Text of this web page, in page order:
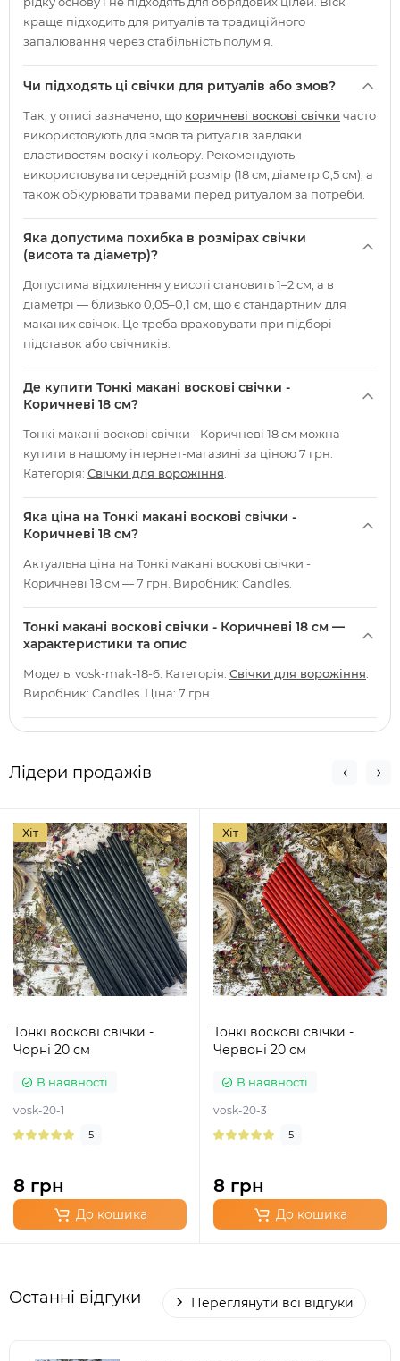
краще підходить для ритуалів та традиційного
запалювання через стабільність полум'я.
Чи підходять ці свічки для ритуалів або змов?
Так, у описі зазначено, що коричневі воскові свічки часто
використовують для змов та ритуалів завдяки
властивостям воску і кольору. Рекомендують
використовувати середній розмір (18 см, діаметр 0,5 см), а
також обкурювати травами перед ритуалом за потреби.
Яка допустима похибка в розмірах свічки
(висота та діаметр)?
Допустима відхилення у висоті становить 1–2 см, а в
діаметрі — близько 0,05–0,1 см, що є стандартним для
маканих свічок. Це треба враховувати при підборі
підставок або свічників.
Де купити Тонкі макані воскові свічки -
Коричневі 18 см?
Тонкі макані воскові свічки - Коричневі 18 см можна
купити в нашому інтернет-магазині за ціною 7 грн.
Категорія: Свічки для ворожіння
Яка ціна на Тонкі макані воскові свічки -
Коричневі 18 см?
Актуальна ціна на Тонкі макані воскові свічки -
Коричневі 18 см — 7 грн. Виробник: Candles.
Тонкі макані воскові свічки - Коричневі 18 см —
характеристики та опис
Модель: vosk-mak-18-6. Категорія: Свічки для ворожіння
Виробник: Candles. Ціна: 7 грн.
Лідери продажів
Хіт
Тонкі воскові свічки -
Чорні 20 см
В наявності
vosk-20-1
5
8 грн
До кошика
Хіт
Тонкі воскові свічки -
Червоні 20 см
В наявності
vosk-20-3
5
8 грн
До кошика
Останні відгуки Переглянути всі відгуки